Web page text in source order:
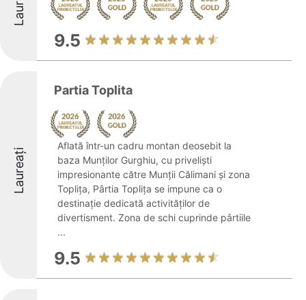
9.5
Laureați
Partia Toplita
Aflată într-un cadru montan deosebit la
baza Munților Gurghiu, cu priveliști
impresionante către Munții Călimani și zona
Toplița, Pârtia Toplița se impune ca o
destinație dedicată activităților de
divertisment. Zona de schi cuprinde pârtiile
...
9.5